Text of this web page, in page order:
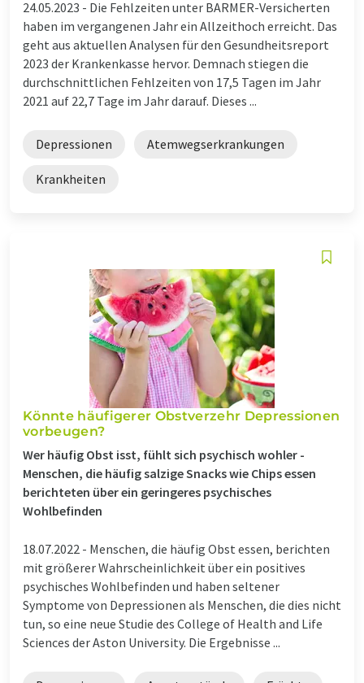
24.05.2023 - Die Fehlzeiten unter BARMER-Versicherten
haben im vergangenen Jahr ein Allzeithoch erreicht. Das
geht aus aktuellen Analysen für den Gesundheitsreport
2023 der Krankenkasse hervor. Demnach stiegen die
durchschnittlichen Fehlzeiten von 17,5 Tagen im Jahr
2021 auf 22,7 Tage im Jahr darauf. Dieses ...
Depressionen Atemwegserkrankungen
Krankheiten
Könnte häufigerer Obstverzehr Depressionen
vorbeugen?
Wer häufig Obst isst, fühlt sich psychisch wohler -
Menschen, die häufig salzige Snacks wie Chips essen
berichteten über ein geringeres psychisches
Wohlbefinden
18.07.2022 - Menschen, die häufig Obst essen, berichten
mit größerer Wahrscheinlichkeit über ein positives
psychisches Wohlbefinden und haben seltener
Symptome von Depressionen als Menschen, die dies nicht
tun, so eine neue Studie des College of Health and Life
Sciences der Aston University. Die Ergebnisse ...